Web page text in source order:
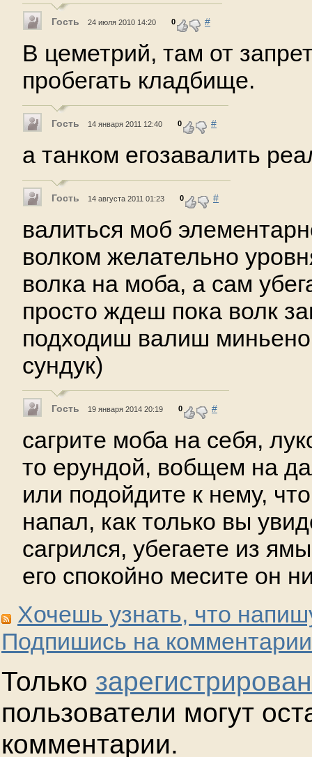
Гость 24 июля 2010 14:20 0 #
В цеметрий, там от
пробегать кладбище.
Гость 14 января 2011 12:40 0 #
а танком егозавалить
Гость 14 августа 2011 01:23 0 #
валиться моб
волком желательно
волка на моба, а сам
просто ждеш пока волк
подходиш валиш
сундук)
Гость 19 января 2014 20:19 0 #
сагрите моба на себя,
то ерундой, вобщем на
или подойдите к нему,
напал, как только вы
сагрился, убегаете из
его спокойно месите он
Хочешь узнать, что
Подпишись на
Только
пользователи могут
комментарии.